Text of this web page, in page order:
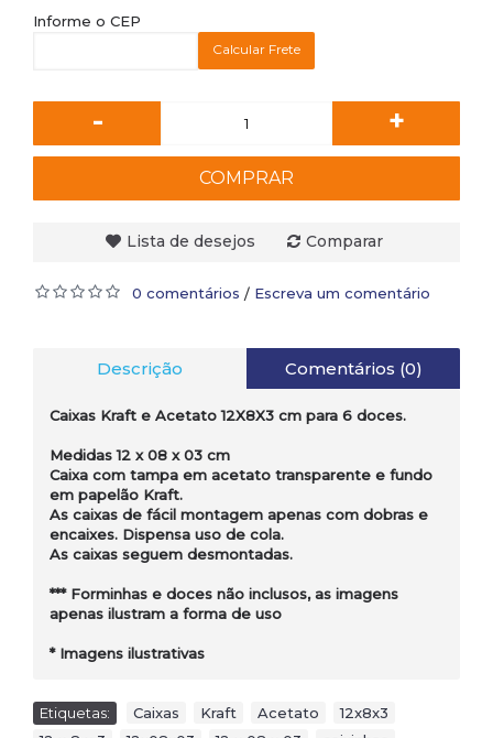
Informe o CEP
Calcular Frete
- +
COMPRAR
Lista de desejos Comparar
0 comentários / Escreva um comentário
Descrição Comentários (0)
Caixas Kraft e Acetato 12X8X3 cm para 6 doces.
Medidas 12 x 08 x 03 cm
Caixa com tampa em acetato transparente e fundo
em papelão Kraft.
As caixas de fácil montagem apenas com dobras e
encaixes. Dispensa uso de cola.
As caixas seguem desmontadas.
*** Forminhas e doces não inclusos, as imagens
apenas ilustram a forma de uso
* Imagens ilustrativas
Etiquetas: Caixas Kraft Acetato 12x8x3